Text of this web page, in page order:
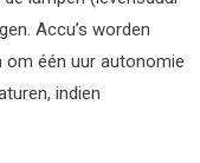
Accu’s worden
om één uur autonomie
indien